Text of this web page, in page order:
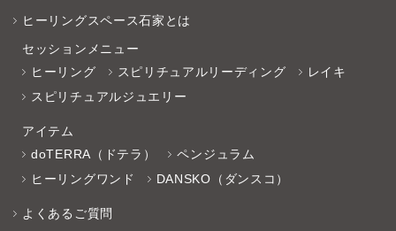
ヒーリングスペース石家とは
セッションメニュー
ヒーリング
スピリチュアルリーディング
レイキ
スピリチュアルジュエリー
アイテム
doTERRA（ドテラ）
ペンジュラム
ヒーリングワンド
DANSKO（ダンスコ）
よくあるご質問